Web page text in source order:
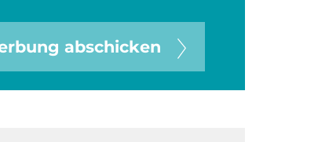
abschicken